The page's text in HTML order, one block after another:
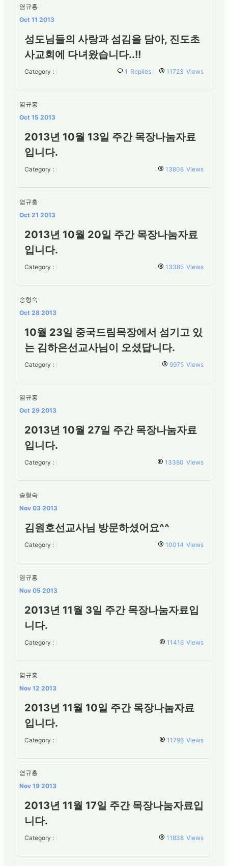
염규홍
Oct 11 2013
성도님들의 사랑과 섬김을 담아, 진도초
사교회에 다녀왔습니다..!!
Category : 1 Replies 11723 Views
염규홍
Oct 15 2013
2013년 10월 13일 주간 목장나눔자료
입니다.
Category : 13808 Views
염규홍
Oct 21 2013
2013년 10월 20일 주간 목장나눔자료
입니다.
Category : 13385 Views
송형숙
Oct 28 2013
10월 23일 중국드림목장에서 섬기고 있
는 김하은선교사님이 오셨답니다.
Category : 9975 Views
염규홍
Oct 29 2013
2013년 10월 27일 주간 목장나눔자료
입니다.
Category : 13380 Views
송형숙
Nov 03 2013
김원호선교사님 방문하셨어요^^
Category : 10014 Views
염규홍
Nov 05 2013
2013년 11월 3일 주간 목장나눔자료입
니다.
Category : 11416 Views
염규홍
Nov 12 2013
2013년 11월 10일 주간 목장나눔자료
입니다.
Category : 11796 Views
염규홍
Nov 19 2013
2013년 11월 17일 주간 목장나눔자료입
니다.
Category : 11838 Views